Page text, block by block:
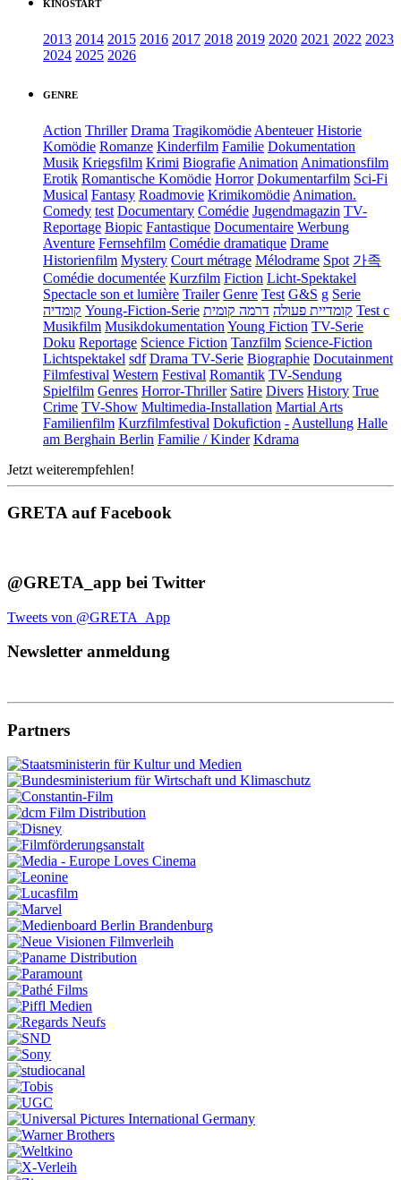
KINOSTART
2013 2014 2015 2016 2017 2018 2019 2020 2021 2022 2023
2024 2025 2026
GENRE
Action Thriller Drama Tragikomödie Abenteuer Historie
Komödie Romanze Kinderfilm Familie Dokumentation
Musik Kriegsfilm Krimi Biografie Animation Animationsfilm
Erotik Romantische Komödie Horror Dokumentarfilm Sci-Fi
Musical Fantasy Roadmovie Krimikomödie Animation.
Comedy test Documentary Comédie Jugendmagazin TV-
Reportage Biopic Fantastique Documentaire Werbung
Aventure Fernsehfilm Comédie dramatique Drame
Historienfilm Mystery Court métrage Mélodrame Spot 가족
Comédie documentée Kurzfilm Fiction Licht-Spektakel
Spectacle son et lumière Trailer Genre Test G&S g Serie
קומדיה Young-Fiction-Serie קומדיית פעולה דרמה קומית
Test c
Musikfilm Musikdokumentation Young Fiction TV-Serie
Doku Reportage Science Fiction Tanzfilm Science-Fiction
Lichtspektakel sdf Drama TV-Serie Biographie Docutainment
Filmfestival Western Festival Romantik TV-Sendung
Spielfilm Genres Horror-Thriller Satire Divers History True
Crime TV-Show Multimedia-Installation Martial Arts
Familienfilm Kurzfilmfestival Dokufiction - Austellung Halle
am Berghain Berlin Familie / Kinder Kdrama
Jetzt weiterempfehlen!
GRETA auf Facebook
@GRETA_app bei Twitter
Tweets von @GRETA_App
Newsletter anmeldung
Partners